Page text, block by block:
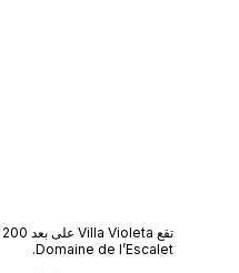
Domaine de l’Escalet.